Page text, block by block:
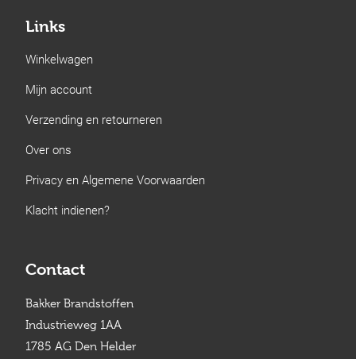
Links
Winkelwagen
Mijn account
Verzending en retourneren
Over ons
Privacy en Algemene Voorwaarden
Klacht indienen?
Contact
Bakker Brandstoffen
Industrieweg 1AA
1785 AG Den Helder